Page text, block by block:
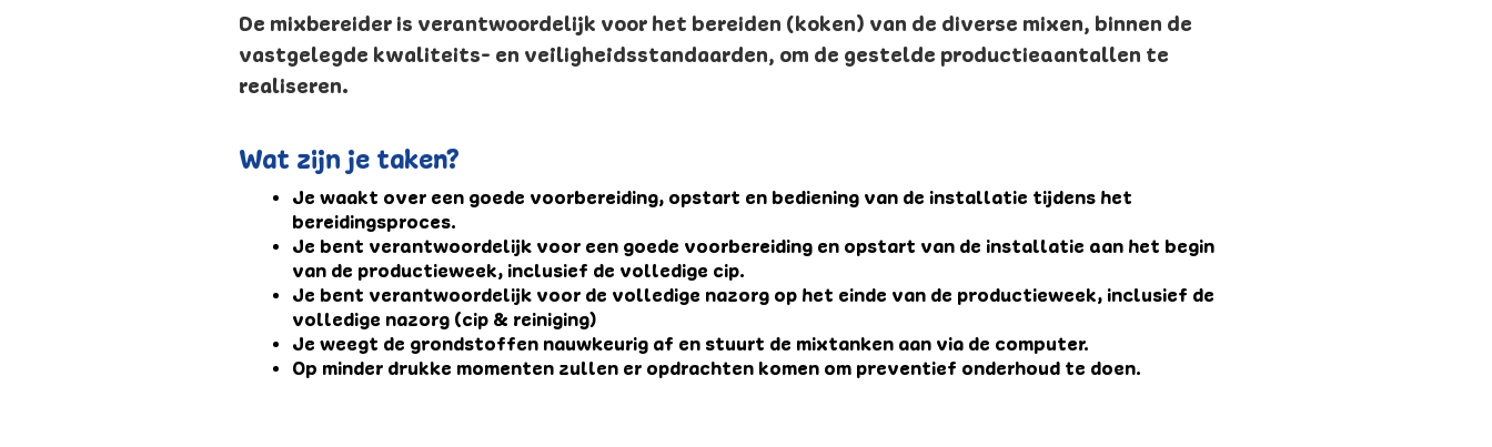
De mixbereider is verantwoordelijk voor het bereiden (koken) van de diverse mixen, binnen de
vastgelegde kwaliteits- en veiligheidsstandaarden, om de gestelde productieaantallen te
realiseren.
Wat zijn je taken?
Je waakt over een goede voorbereiding, opstart en bediening van de installatie tijdens het
bereidingsproces.
Je bent verantwoordelijk voor een goede voorbereiding en opstart van de installatie aan het begin
van de productieweek, inclusief de volledige cip.
Je bent verantwoordelijk voor de volledige nazorg op het einde van de productieweek, inclusief de
volledige nazorg (cip & reiniging)
Je weegt de grondstoffen nauwkeurig af en stuurt de mixtanken aan via de computer.
Op minder drukke momenten zullen er opdrachten komen om preventief onderhoud te doen.